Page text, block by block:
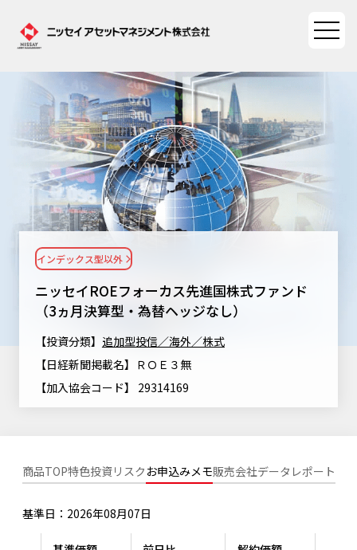
ファンド情報
ファンド情報TOP
基準価額一覧
ファンド検索
ファンド比較
決算カレンダー
海外休日カレンダー
投資信託新商品のご案内
投資信託償還商品のご案内
有価証券届出書の効力の発生の有無について
こだわりのインデックスファンド 購入・換金手数料なしシ
マーケット情報
マーケット情報TOP
マーケット指数
大関 洋の「十字路」
ファンドレポート
資産形成ポータル
資産形成ポータルTOP
資産形成サービス
Nダイレクト
Goal Navi
NAMシティ
サステナビリティ
サステナビリティTOP
サステナビリティ経営
SDGsとは？
ニッセイアセットについて
ニッセイアセットについてTOP
受賞歴
方針・その他開示情報
採用情報
最新情報
ニッセイROEフォーカス先進国株式ファンド
（3ヵ月決算型・為替ヘッジなし）
インデックス型以外
【投資分類】 追加型投信／海外／株式
【日経新聞掲載名】ＲＯＥ３無
【加入協会コード】 29314169
商品TOP特色投資リスク お申込みメモ販売会社データ レポート
基準日：2026年08月07日